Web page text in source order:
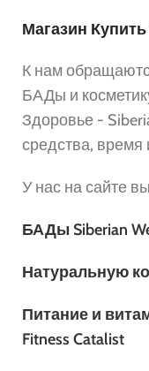
Магазин
К нам
БАДы и
Здоровье -
средства,
У нас на сайте
БАДы Siberian
Натуральную
Питание и
Fitness Catalist